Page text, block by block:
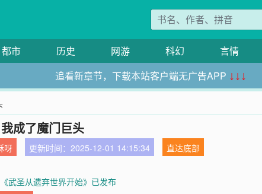
都市 历史 网游 科幻 言情
追看新章节，下载本站客户端无广告APP ↓↓↓
成了魔门巨头
呀 更新时间：2025-12-01 14:15:34
直达底部
武圣从遗弃世界开始》已发布